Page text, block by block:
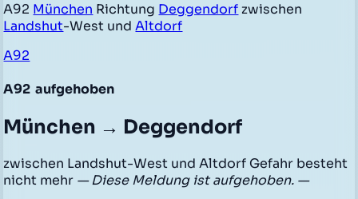
A92 München Richtung Deggendorf zwischen
Landshut-West undAltdorf
A92
A92 aufgehoben
München → Deggendorf
zwischen Landshut-West und Altdorf Gefahr besteht
nicht mehr — Diese Meldung ist aufgehoben. —